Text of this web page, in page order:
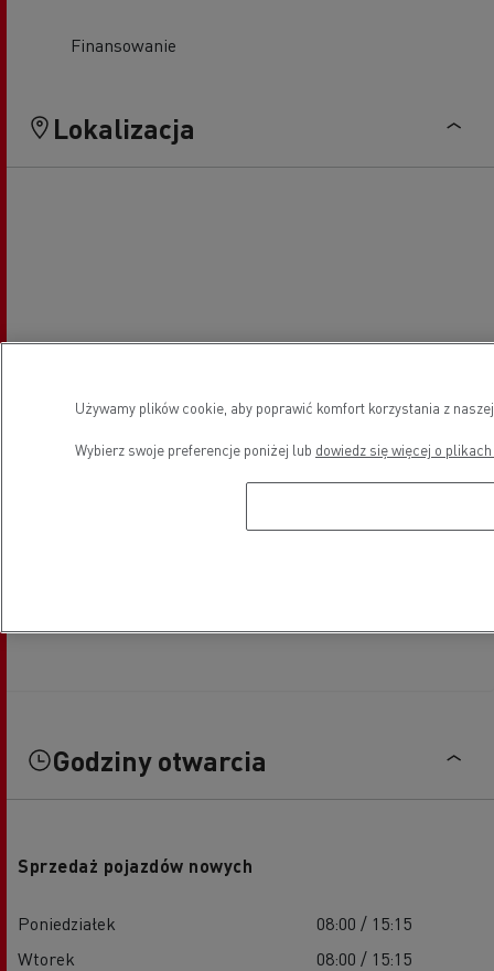
Finansowanie
Lokalizacja
Godziny otwarcia
Sprzedaż pojazdów nowych
Poniedziałek
08:00 / 15:15
Wtorek
08:00 / 15:15
Używamy plików cookie, aby poprawić komfort korzystania z
Wybierz swoje preferencje poniżej lub dowiedz się więcej o